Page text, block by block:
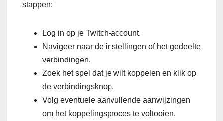
stappen:
Log in op je Twitch-account.
Navigeer naar de instellingen of het gedeelte
verbindingen.
Zoek het spel dat je wilt koppelen en klik op
de verbindingsknop.
Volg eventuele aanvullende aanwijzingen
om het koppelingsproces te voltooien.